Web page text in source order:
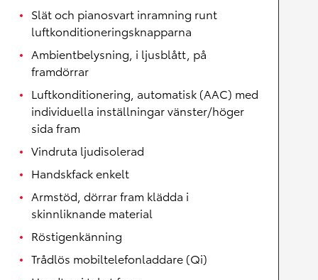
Slät och pianosvart inramning runt
luftkonditioneringsknapparna
Ambientbelysning, i ljusblått, på
framdörrar
Luftkonditionering, automatisk (AAC) med
individuella inställningar vänster/höger
sida fram
Vindruta ljudisolerad
Handskfack enkelt
Armstöd, dörrar fram klädda i
skinnliknande material
Röstigenkänning
Trådlös mobiltelefonladdare (Qi)